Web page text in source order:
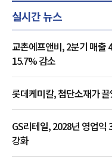
실시간 뉴스
교촌에프앤비, 2분기 매
15.7% 감소
롯데케미칼, 첨단소재가
GS리테일, 2028년 영업
강화